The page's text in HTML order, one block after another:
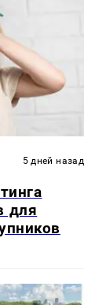
5 дней назад
для